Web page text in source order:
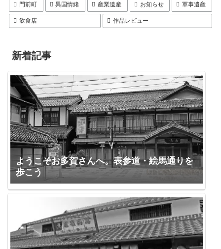
門前町 異国情緒 産業遺産 お知らせ 軍事遺産
飲食店 作品レビュー
新着記事
ようこそお多賀さんへ。表参道・絵馬通りを
歩こう